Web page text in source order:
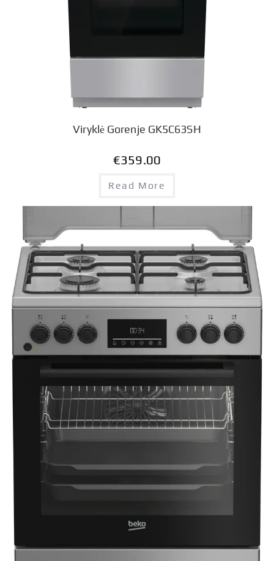
Viryklė Gorenje GK5C63SH
€359.00
Read More